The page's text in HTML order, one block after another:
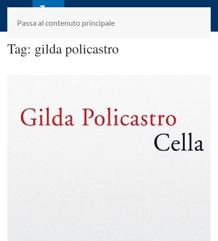
Passa al contenuto principale
laletteraturaenoi.it
fondato da Romano Luperini
Tag: gilda policastro